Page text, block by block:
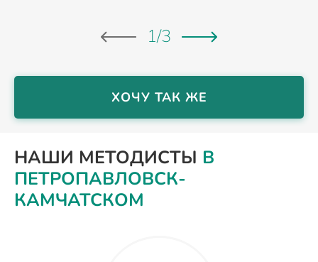
1/3
ХОЧУ ТАК ЖЕ
НАШИ МЕТОДИСТЫ В
ПЕТРОПАВЛОВСК-
КАМЧАТСКОМ